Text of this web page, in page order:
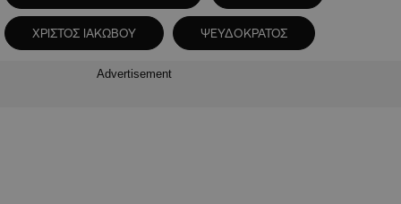
ΧΡΙΣΤΟΣ ΙΑΚΩΒΟΥ ΨΕΥΔΟΚΡΑΤΟΣ
Advertisement